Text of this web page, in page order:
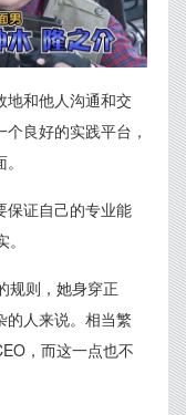
地和他人沟通和交
良好的实践平台，
保证自己的专业能
规则，她身穿正
的人来说。相当繁
，而这一点也不